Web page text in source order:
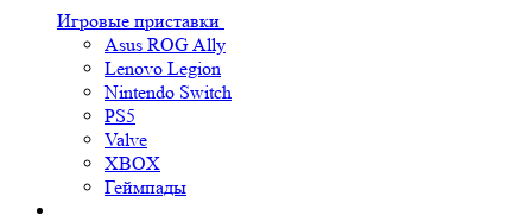
Игровые приставки
Asus ROG Ally
Lenovo Legion
Nintendo Switch
PS5
Valve
XBOX
Геймпады